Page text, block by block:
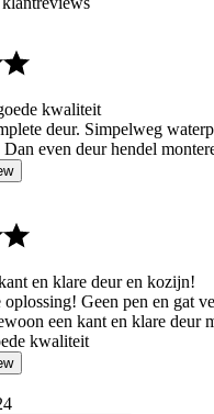
kwaliteit
deur. Simpelweg
even deur hendel
en klare deur en kozijn!
oplossing! Geen pen en gat
een kant en klare deur
kwaliteit